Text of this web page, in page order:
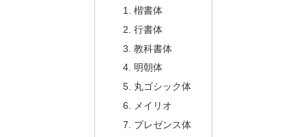
楷書体
行書体
教科書体
明朝体
丸ゴシック体
メイリオ
プレゼンス体